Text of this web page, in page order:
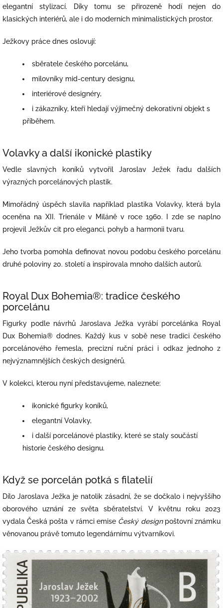
elegantní stylizací. Díky tomu se přirozeně hodí nejen do
klasických interiérů, ale i do moderních minimalistických prostor.
Ježkovy práce dnes oslovují:
sběratele českého porcelánu,
milovníky mid-century designu,
interiérové designéry,
i zákazníky, kteří hledají výjimečný dekorativní objekt s
příběhem.
Volavky a další ikonické plastiky
Vedle slavných koníků vytvořil Jaroslav Ježek řadu dalších
výrazných porcelánových plastik.
Mimořádný úspěch slavila například plastika Volavky, která byla
oceněna na XII. Trienále v Miláně v roce 1960. I zde se naplno
projevil Ježkův cit pro eleganci, pohyb a harmonii tvaru.
Jeho tvorba pomohla definovat novou podobu českého porcelánu
druhé poloviny 20. století a inspirovala mnoho dalších autorů.
Royal Dux Bohemia®: tradice českého
porcelánu
Figurky podle návrhů Jaroslava Ježka vyrábí porcelánka Royal
Dux Bohemia® dodnes. Každý kus v sobě nese tradici českého
porcelánového řemesla, precizní ruční práci i odkaz jednoho z
nejvýznamnějších českých designérů.
V kolekci, kterou nyní představujeme, naleznete:
ikonické figurky koníků,
elegantní Volavky,
i další porcelánové plastiky, které se staly součástí
historie českého designu.
Když se porcelán potká s filatelií
Dílo Jaroslava Ježka je natolik zásadní, že se dočkalo i nejvyššího
oborového uznání ze světa sběratelství. V květnu roku 2023
vydala Česká pošta v rámci emise Český designpoštovní známku
věnovanou právě tomuto legendárnímu výtvarníkovi.